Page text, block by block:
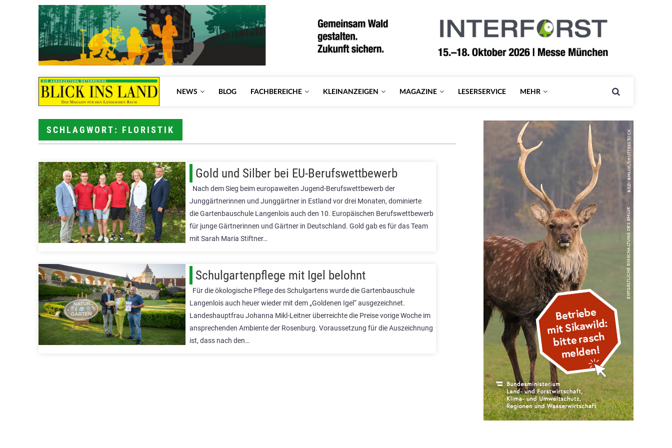
NEWS BLOG FACHBEREICHE KLEINANZEIGEN MAGAZINE LESERSERVICE MEHR
SCHLAGWORT: FLORISTIK
Gold und Silber bei EU-Berufswettbewerb
Nach dem Sieg beim europaweiten Jugend-Berufswettbewerb der
Junggärtnerinnen und Junggärtner in Estland vor drei Monaten, dominierte
die Gartenbauschule Langenlois auch den 10. Europäischen Berufswettbewerb
für junge Gärtnerinnen und Gärtner in Deutschland. Gold gab es für das Team
mit Sarah Maria Stiftner…
Schulgartenpflege mit Igel belohnt
Für die ökologische Pflege des Schulgartens wurde die Gartenbauschule
Langenlois auch heuer wieder mit dem „Goldenen Igel“ ausgezeichnet.
Landeshauptfrau Johanna Mikl-Leitner überreichte die Preise vorige Woche im
ansprechenden Ambiente der Rosenburg. Voraussetzung für die Auszeichnung
ist, dass nach den…